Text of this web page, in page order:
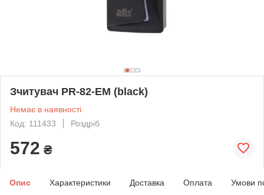
Зчитувач PR-82-EM (black)
Немає в наявності
Код: 111433
Роздріб
572 ₴
Опис Характеристики Доставка Оплата Умови